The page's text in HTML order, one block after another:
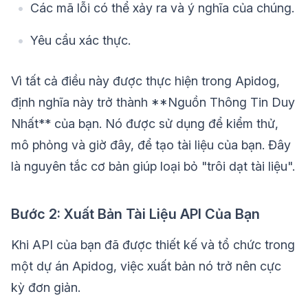
Các mã lỗi có thể xảy ra và ý nghĩa của chúng.
Yêu cầu xác thực.
Vì tất cả điều này được thực hiện trong Apidog,
định nghĩa này trở thành **Nguồn Thông Tin Duy
Nhất** của bạn. Nó được sử dụng để kiểm thử,
mô phỏng và giờ đây, để tạo tài liệu của bạn. Đây
là nguyên tắc cơ bản giúp loại bỏ "trôi dạt tài liệu".
Bước 2: Xuất Bản Tài Liệu API Của Bạn
Khi API của bạn đã được thiết kế và tổ chức trong
một dự án Apidog, việc xuất bản nó trở nên cực
kỳ đơn giản.